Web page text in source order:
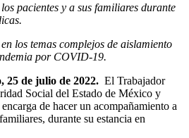
pacientes y a sus familiares durante
los temas complejos de aislamiento
por COVID-19.
25 de julio de 2022. El Trabajador
Social del Estado de México y
de hacer un acompañamiento a
durante su estancia en